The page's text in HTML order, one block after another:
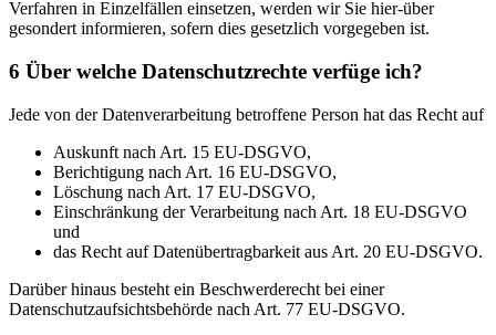
Verfahren in Einzelfällen einsetzen, werden wir Sie hier-über
gesondert informieren, sofern dies gesetzlich vorgegeben ist.
6 Über welche Datenschutzrechte verfüge ich?
Jede von der Datenverarbeitung betroffene Person hat das Recht auf
Auskunft nach Art. 15 EU-DSGVO,
Berichtigung nach Art. 16 EU-DSGVO,
Löschung nach Art. 17 EU-DSGVO,
Einschränkung der Verarbeitung nach Art. 18 EU-DSGVO
und
das Recht auf Datenübertragbarkeit aus Art. 20 EU-DSGVO.
Darüber hinaus besteht ein Beschwerderecht bei einer
Datenschutzaufsichtsbehörde nach Art. 77 EU-DSGVO.